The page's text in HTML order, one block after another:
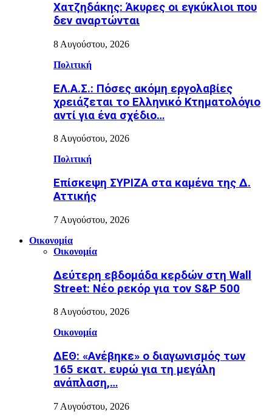
Χατζηδάκης: Άκυρες οι εγκύκλιοι που
δεν αναρτώνται
8 Αυγούστου, 2026
Πολιτική
ΕΛ.Α.Σ.: Πόσες ακόμη εργολαβίες
χρειάζεται το Ελληνικό Κτηματολόγιο
αντί για ένα σχέδιο…
8 Αυγούστου, 2026
Πολιτική
Επίσκεψη ΣΥΡΙΖΑ στα καμένα της Δ.
Αττικής
7 Αυγούστου, 2026
Οικονομία
Οικονομία
Δεύτερη εβδομάδα κερδών στη Wall
Street: Νέο ρεκόρ για τον S&P 500
8 Αυγούστου, 2026
Οικονομία
ΔΕΘ: «Ανέβηκε» ο διαγωνισμός των
165 εκατ. ευρώ για τη μεγάλη
ανάπλαση,…
7 Αυγούστου, 2026